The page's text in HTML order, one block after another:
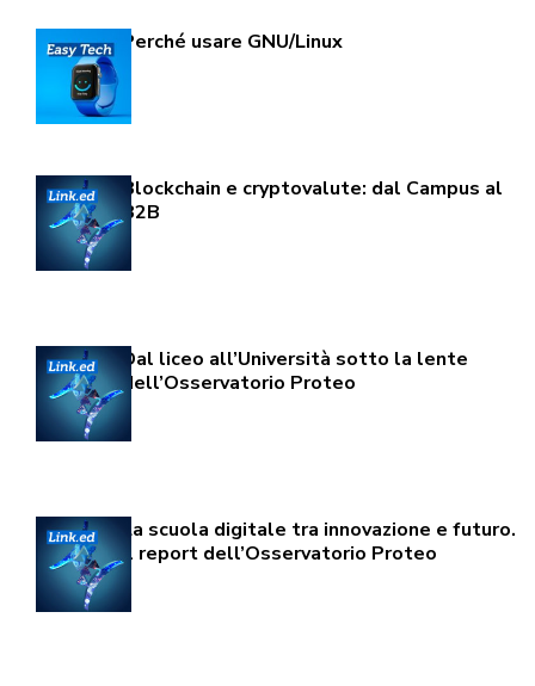
Perché usare GNU/Linux
Blockchain e cryptovalute: dal Campus al
B2B
Dal liceo all’Università sotto la lente
dell’Osservatorio Proteo
La scuola digitale tra innovazione e futuro.
Il report dell’Osservatorio Proteo